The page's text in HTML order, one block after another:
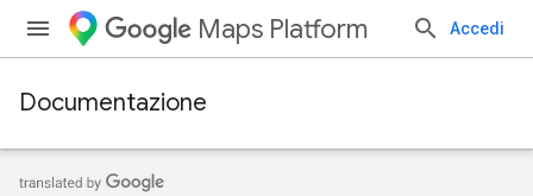
Maps Platform Accedi
Documentazione